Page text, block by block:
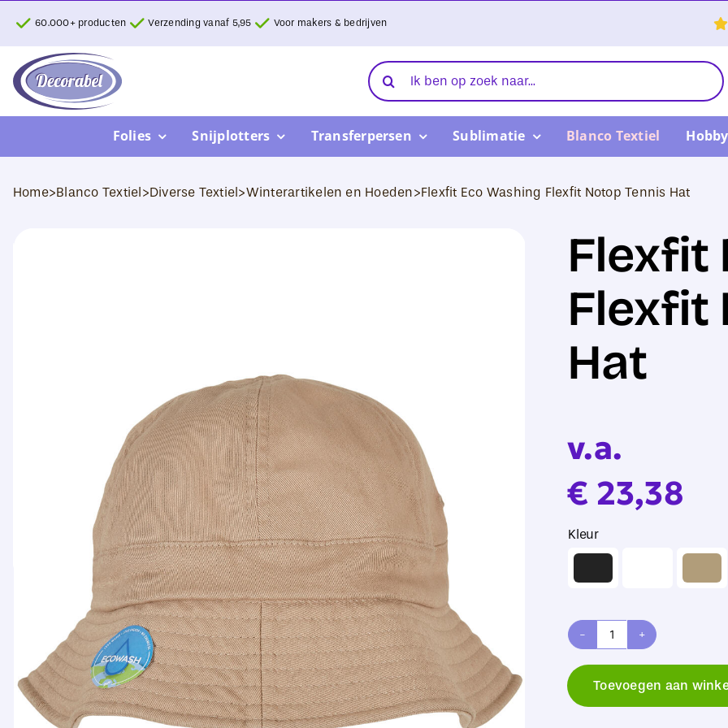
inhoud
60.000+ producten Verzending vanaf 5,95 Voor makers & bedrijven
Zoeken
naar:
Folies Snijplotters Transferpersen Sublimatie Blanco Textiel
Home>Blanco Textiel>Diverse Textiel>Winterartikelen en Hoeden>Flexfit Eco Washing Flexfit Notop Tennis Hat
Flexfit
Flexfit
Hat
v.a.
€ 23,38
Kleur
Flexfit
Washing
Toevoegen aan